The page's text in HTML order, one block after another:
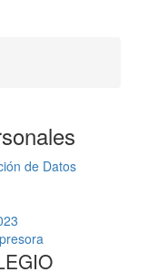
de Datos